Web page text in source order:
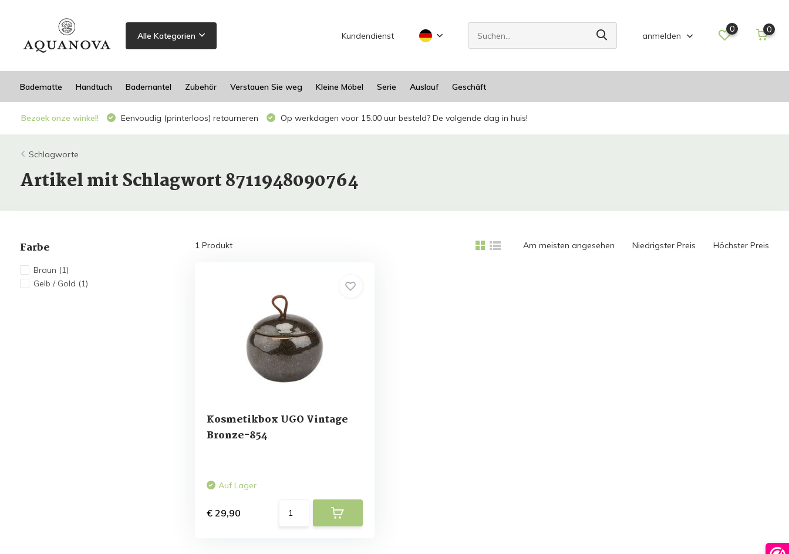
Alle Kategorien Kundendienst anmelden
0 0
Badematte Handtuch Bademantel Zubehör Verstauen Sie weg Kleine Möbel Serie Auslauf Geschäft
Bezoek onze winkel! Eenvoudig (printerloos) retourneren Op werkdagen voor 15.00 uur besteld? De volgende dag in huis!
Schlagworte
Artikel mit Schlagwort 8711948090764
Farbe
Braun (1)
Gelb / Gold (1)
1Produkt Am meisten angesehen Niedrigster Preis Höchster Preis
Kosmetikbox UGO Vintage
Bronze-854
Auf Lager
€ 29,90